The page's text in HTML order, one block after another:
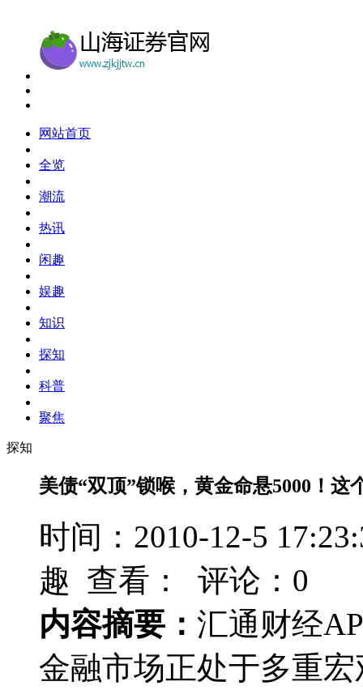
网站首页
全览
潮流
热讯
闲趣
娱趣
知识
探知
科普
聚焦
探知
美债“双顶”锁喉，黄金命悬5000！
时间：2010-12-5
趣 查看：
评论：0
内容摘要： 汇通财经
金融市场正处于多重